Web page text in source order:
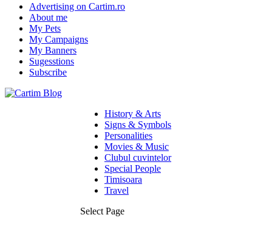
Advertising on Cartim.ro
About me
My Pets
My Campaigns
My Banners
Sugesstions
Subscribe
History & Arts
Signs & Symbols
Personalities
Movies & Music
Clubul cuvintelor
Special People
Timisoara
Travel
Select Page